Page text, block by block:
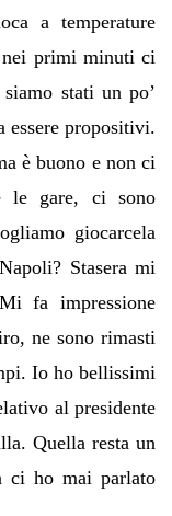
a temperature
primi minuti ci
stati un po’
essere propositivi.
è buono e non ci
le gare, ci sono
giocarcela
Stasera mi
fa impressione
ne sono rimasti
Io ho bellissimi
al presidente
Quella resta un
ci ho mai parlato